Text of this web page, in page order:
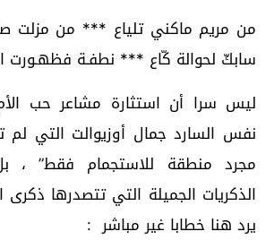
من مريم ماكني تلياع *** من مزلت
سابكّ لحوالة كّاع *** نطفـة فظهـورت
ليس سرا أن استثارة مشاعر حب
نفس السارد جمال أوزيوالت التي لم
مجرد منطقة للاستجمام فقط”
الذكريات الجميلة التي تتصدرها ذكرى
يرد هنا خطابا غير مباشر :